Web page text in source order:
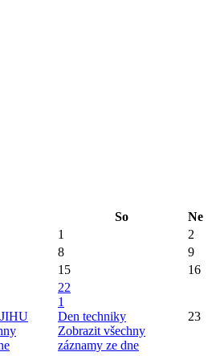
So
Ne
1
2
8
9
15 16
22
1
Den techniky
Zobrazit všechny
záznamy ze dne
23